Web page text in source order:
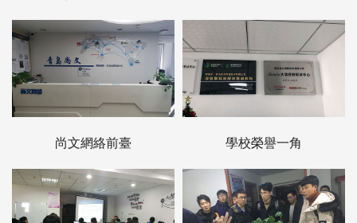
尚文網絡前臺 學校榮譽一角